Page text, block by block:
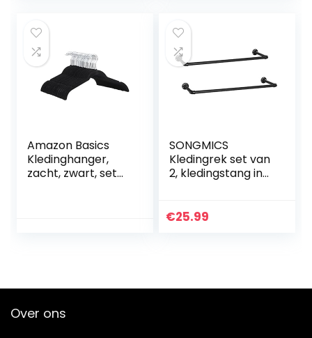
Amazon Basics
Kledinghanger,
zacht, zwart, set
SONGMICS
Kledingrek set van
2, kledingstang in
ruimtebesparend,
€25.99
Over ons